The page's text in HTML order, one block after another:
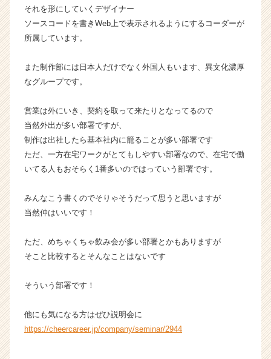
長
企
ス
ト
が
届
く
就
活
イ
キ
ャ
h
e
それを形にしていくデザイナー
ソースコードを書きWeb上で表示されるようにするコーダーが
所属しています。
また制作部には日本人だけでなく外国人もいます、異文化濃厚
なグループです。
営業は外にいき、契約を取って来たりとなってるので
当然外出が多い部署ですが、
制作は出社したら基本社内に籠ることが多い部署です
ただ、一方在宅ワークがとてもしやすい部署なので、在宅で働
いてる人もおそらく1番多いのではっていう部署です。
みんなこう書くのでそりゃそうだって思うと思いますが
当然仲はいいです！
ただ、めちゃくちゃ飲み会が多い部署とかもありますが
そこと比較するとそんなことはないです
そういう部署です！
他にも気になる方はぜひ説明会に
https://cheercareer.jp/company/seminar/2944